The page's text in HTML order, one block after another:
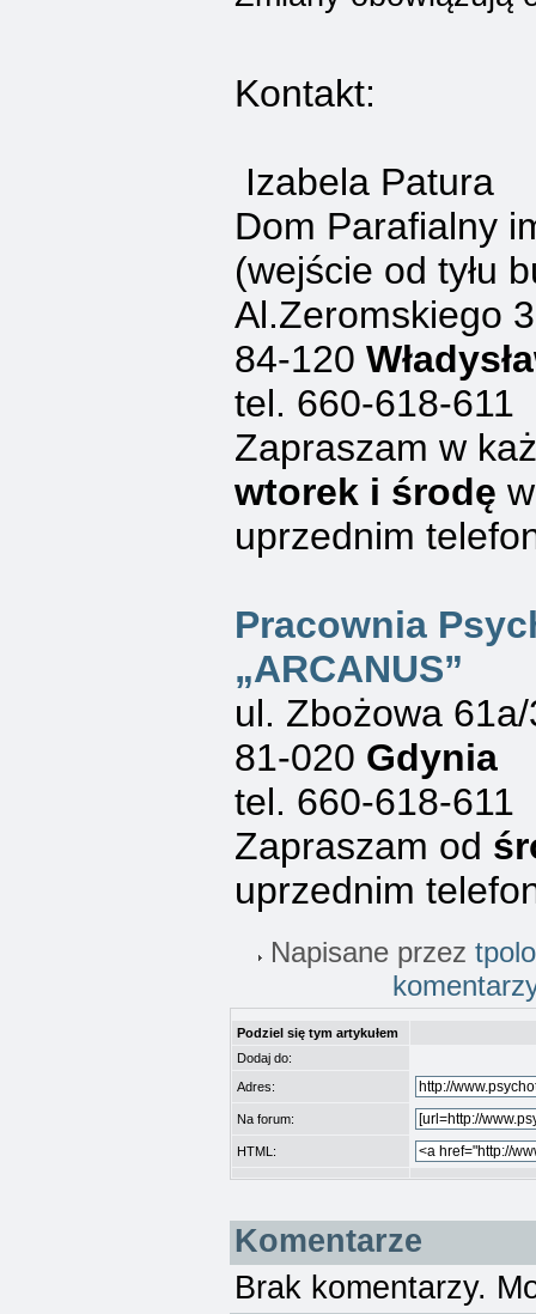
Kontakt:
Izabela Patura
Dom Parafialny
(wejście od tyłu
Al.Zeromskiego
84-120
tel. 660-618-611
Zapraszam w
wtorek i środę
uprzednim
Pracownia
„ARCANUS”
ul. Zbożowa
81-020 Gdynia
tel. 660-618-611
Zapraszam od
uprzednim
Napisane przez
Podziel się tym artykułem
Dodaj do:
Adres:
Na forum:
HTML:
Komentarze
Brak komentarzy.